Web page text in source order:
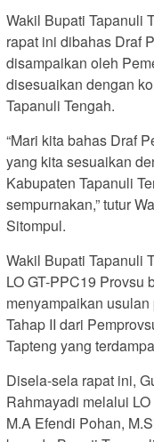
Wakil Bupati Tapanuli
rapat ini dibahas Draf
disampaikan oleh
disesuaikan dengan
Tapanuli Tengah.
“Mari kita bahas Draf
yang kita sesuaikan
Kabupaten Tapanuli
sempurnakan,” tutur
Sitompul.
Wakil Bupati Tapanuli
LO GT-PPC19 Provsu
menyampaikan
Tahap II dari
Tapteng yang
Disela-sela rapat ini,
Rahmayadi melalui
M.A Efendi Pohan,